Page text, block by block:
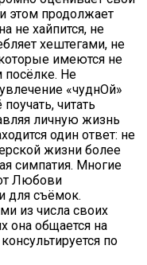
этом продолжает
не хайпится, не
хештегами, не
имеются не
посёлке. Не
«чуднОй»
читать
личную жизнь
один ответ: не
жизни более
симпатия. Многие
Любови
для съёмок.
из числа своих
она общается на
по